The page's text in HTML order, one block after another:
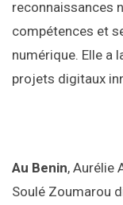
reconnaissances
compétences et
numérique. Elle a
projets digitaux
Au Benin, Aurélie
Soulé Zoumarou